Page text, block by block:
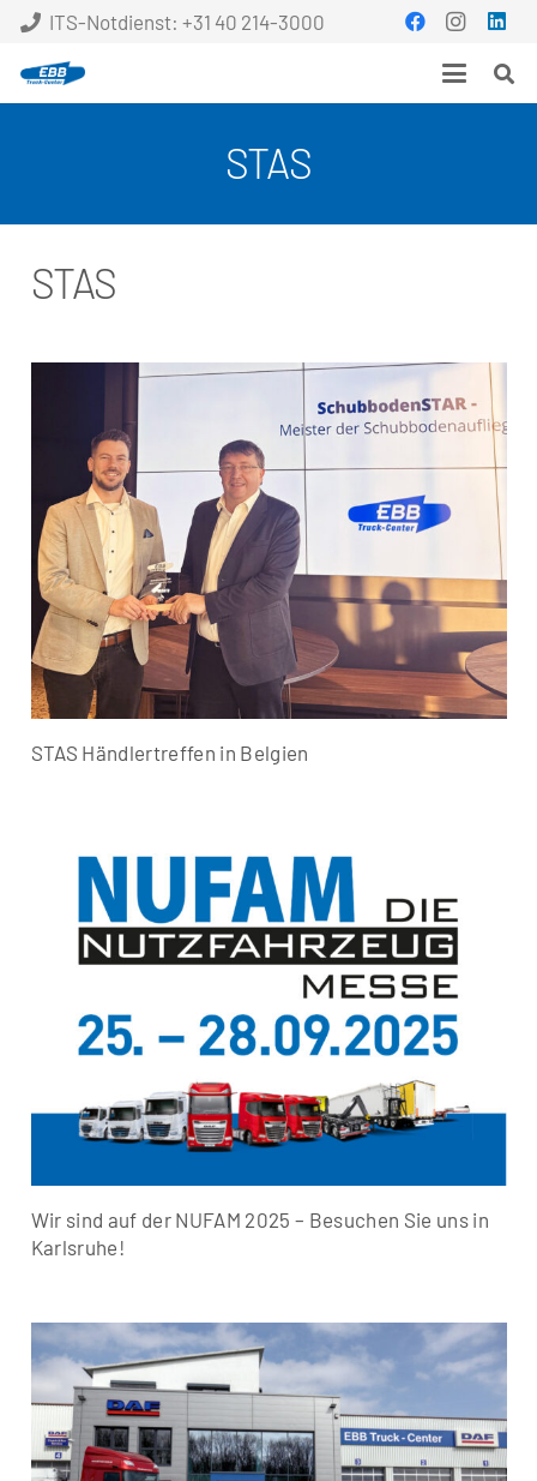
ITS-Notdienst: +31 40 214-3000
STAS
STAS
STAS Händlertreffen in Belgien
Wir sind auf der NUFAM 2025 – Besuchen Sie uns in
Karlsruhe!